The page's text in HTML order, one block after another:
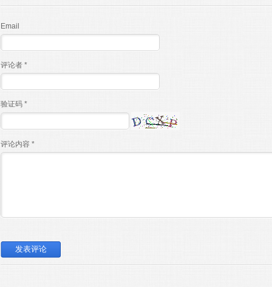
Email
评论者 *
验证码 *
评论内容 *